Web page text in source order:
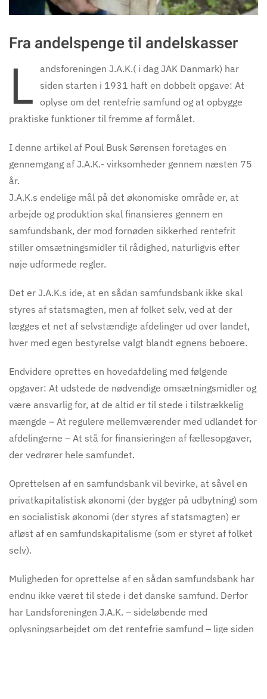
Fra andelspenge til andelskasser
L andsforeningen J.A.K.( i dag JAK Danmark) har
siden starten i 1931 haft en dobbelt opgave: At
oplyse om det rentefrie samfund og at opbygge
praktiske funktioner til fremme af formålet.
I denne artikel af Poul Busk Sørensen foretages en
gennemgang af J.A.K.- virksomheder gennem næsten 75
år.
J.A.K.s endelige mål på det økonomiske område er, at
arbejde og produktion skal finansieres gennem en
samfundsbank, der mod fornøden sikkerhed rentefrit
stiller omsætningsmidler til rådighed, naturligvis efter
nøje udformede regler.
Det er J.A.K.s ide, at en sådan samfundsbank ikke skal
styres af statsmagten, men af folket selv, ved at der
lægges et net af selvstændige afdelinger ud over landet,
hver med egen bestyrelse valgt blandt egnens beboere.
Endvidere oprettes en hovedafdeling med følgende
opgaver: At udstede de nødvendige omsætningsmidler og
være ansvarlig for, at de altid er til stede i tilstrækkelig
mængde – At regulere mellemværender med udlandet for
afdelingerne – At stå for finansieringen af fællesopgaver,
der vedrører hele samfundet.
Oprettelsen af en samfundsbank vil bevirke, at såvel en
privatkapitalistisk økonomi (der bygger på udbytning) som
en socialistisk økonomi (der styres af statsmagten) er
afløst af en samfundskapitalisme (som er styret af folket
selv).
Muligheden for oprettelse af en sådan samfundsbank har
endnu ikke været til stede i det danske samfund. Derfor
har Landsforeningen J.A.K. – sideløbende med
oplysningsarbejdet om det rentefrie samfund – lige siden